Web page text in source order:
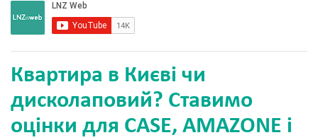
Квартира в Києві чи
дисколаповий? Ставимо
оцінки для CASE, AMAZONE і